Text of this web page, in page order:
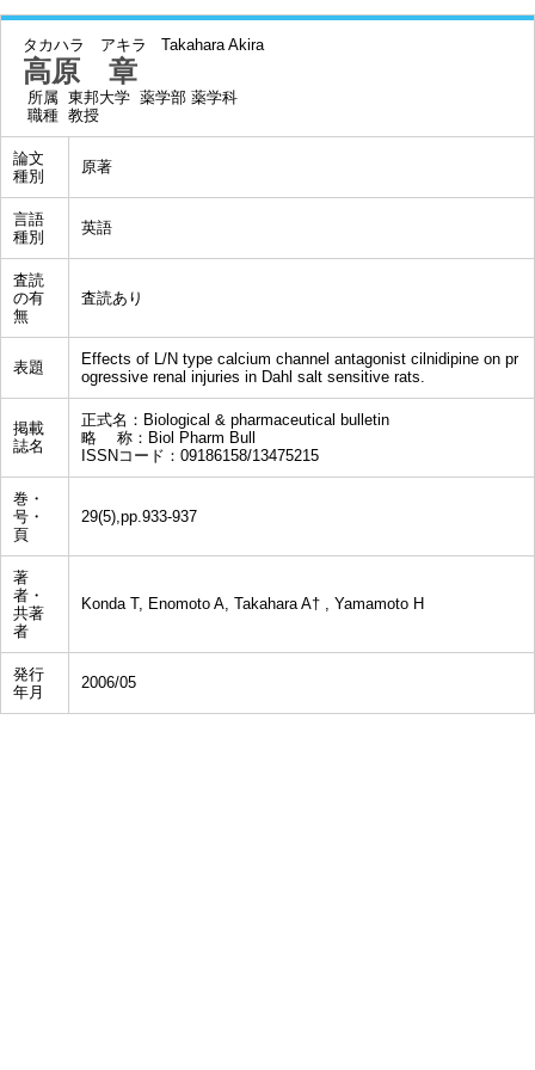
タカハラ アキラ Takahara Akira
高原 章
所属 東邦大学 薬学部 薬学科
職種 教授
論文
種別
原著
言語
種別
英語
査読
の有
無
査読あり
表題
Effects of L/N type calcium channel antagonist cilnidipine on pr
ogressive renal injuries in Dahl salt sensitive rats.
掲載
誌名
正式名：Biological & pharmaceutical bulletin
略 称：Biol Pharm Bull
ISSNコード：09186158/13475215
巻・
号・
頁
29(5),pp.933-937
著
者・
共著
者
Konda T, Enomoto A, Takahara A† , Yamamoto H
発行
年月
2006/05